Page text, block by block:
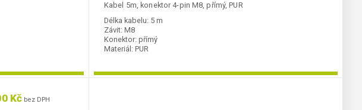
Kabel 5m, konektor 4-pin M8, přímý, PUR
Délka kabelu: 5 m
Závit: M8
Konektor: přímý
Materiál: PUR
Kč bez DPH